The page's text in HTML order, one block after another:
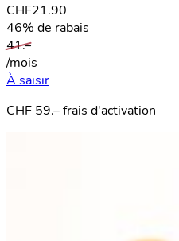
CHF21.90
46% de rabais
41.–
/mois
À saisir
CHF 59.– frais d'activation